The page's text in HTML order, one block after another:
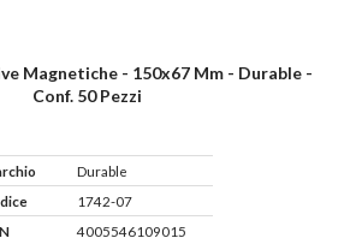
Magnetiche - 150x67 Mm - Durable -
Conf. 50 Pezzi
Durable
1742-07
4005546109015